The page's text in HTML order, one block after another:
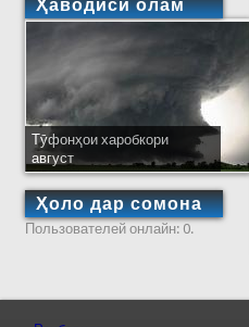
Ҳаводиси олам
Тӯфонҳои харобкори
август
Ҳоло дар сомона
Пользователей онлайн: 0.